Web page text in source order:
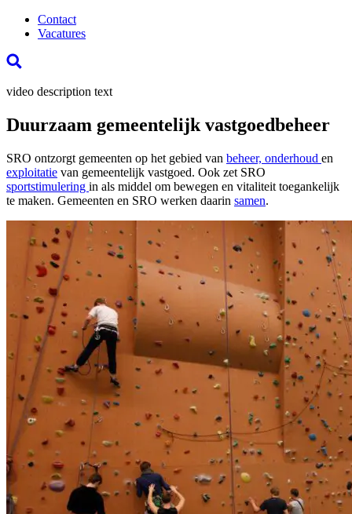
Contact
Vacatures
video description text
Duurzaam gemeentelijk vastgoedbeheer
SRO ontzorgt gemeenten op het gebied van beheer, onderhoud en
exploitatie van gemeentelijk vastgoed. Ook zet SRO
sportstimulering in als middel om bewegen en vitaliteit toegankelijk
te maken. Gemeenten en SRO werken daarin samen.